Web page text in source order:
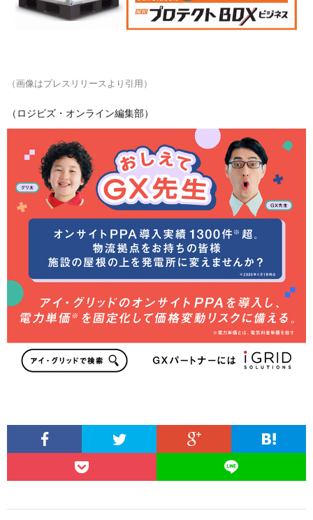
（画像はプレスリリースより引用）
（ロジビズ・オンライン編集部）